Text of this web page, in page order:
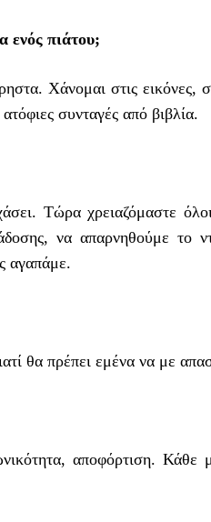
ενός πιάτου;
Χάνομαι στις εικόνες,
συνταγές από βιβλία.
Τώρα χρειαζόμαστε
να απαρνηθούμε το
αγαπάμε.
θα πρέπει εμένα να με
αποφόρτιση. Κάθε